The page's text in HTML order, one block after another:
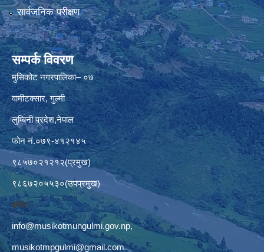
सार्वजनिक परीक्षण
सम्पर्क विवरण
मुसिकोट नगरपालिका– ०७
वामीटक्सार, गुल्मी
लुम्बिनी प्रदेश,नेपाल
फोन नं.०७९-४१२१४५
९८५७०२१२१२(प्रमुख)
९८६७२०५५३०(उपप्रमुख)
इमेलः–
info@musikotmungulmi.gov.np,
musikotmpgulmi@gmail.com